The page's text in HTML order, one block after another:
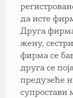
да исте
Друга
жену,
фирма се
друга се
предузеће
супростави